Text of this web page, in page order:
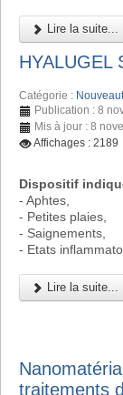
Lire la suite...
HYALUGEL
Catégorie :
Publication : 8
Mis à jour : 8
Affichages : 2189
Dispositif
- Aphtes,
- Petites plaies,
- Saignements,
- Etats
Lire la suite...
traitements